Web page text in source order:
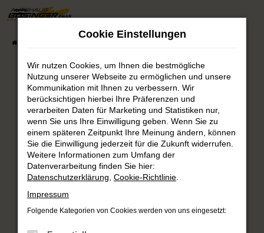
Zum
springen
Fahrzeug-Showroom
Fehler: Network Error
Beim Laden ist ein Fehler aufgetreten.
Hier sind ein paar Tipps, die dir helfen können:
Überprüfe deine Firewall und deine
Internetverbindung.
Laden andere Webseiten, zum Beispiel deine
Manche Erweiterungen, wie Werbeblocker,
können das Laden bestimmter Seiten
Cookie Einstellungen
Wir nutzen Cookies, um Ihnen die bestmögliche
Nutzung unserer Webseite zu ermöglichen und unsere
Kommunikation mit Ihnen zu verbessern. Wir
berücksichtigen hierbei Ihre Präferenzen und
verarbeiten Daten für Marketing und Statistiken nur,
wenn Sie uns Ihre Einwilligung geben. Wenn Sie zu
einem späteren Zeitpunkt Ihre Meinung ändern, können
Sie die Einwilligung jederzeit für die Zukunft widerrufen.
Weitere Informationen zum Umfang der
Datenverarbeitung finden Sie hier:
Datenschutzerklärung Cookie-Richtlinie
Impressum
Folgende Kategorien von Cookies werden von uns eingesetzt: